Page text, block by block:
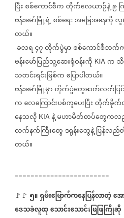
ပြီးစစ်ကောင်စီကတိုက်လေယာဉ်နဲ့၉
ဗန်းမော်မြို့ရဲ့စစ်ရေးအခြေအနေကိုလူ
တယ်။
ခလရ၄၇တိုက်ပွဲမှာစစ်ကောင်စီဘက်
ဗန်းမော်ပြည်သူ့ဆေးရုံဝန်းကို KIA က
သတင်းရင်းမြစ်ကပြောပါတယ်။
ဗန်းမော်မြို့မှာတိုက်ပွဲတွေဆက်လက်ပြင်
ကလေကြောင်းပစ်ကူပေးပြီးတိုက်ခိုက်
နေသလို KIA နဲ့မဟာမိတ်တပ်တွေကလ
လက်နက်ကြီးတွေဒရုန်းတွေနဲ့ပြန်လ
တယ်။
========================
🚩🚩 ၅။ရှမ်းမြောက်ကနေပြန်လာတဲ့အ
ဒေသခံလူထုသောင်းသောင်းဖြဖြကြိုဆို